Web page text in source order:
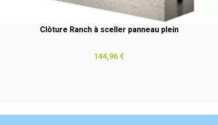
Clôture Ranch à sceller panneau plein
Prix
144,96 €